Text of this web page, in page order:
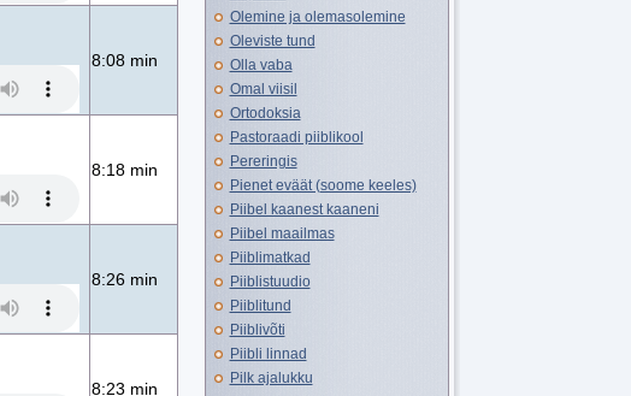
8:08 min
8:18 min
8:26 min
8:23 min
Olemine ja olemasolemine
Oleviste tund
Olla vaba
Omal viisil
Ortodoksia
Pastoraadi piiblikool
Pereringis
Pienet eväät (soome keeles)
Piibel kaanest kaaneni
Piibel maailmas
Piiblimatkad
Piiblistuudio
Piiblitund
Piiblivõti
Piibli linnad
Pilk ajalukku